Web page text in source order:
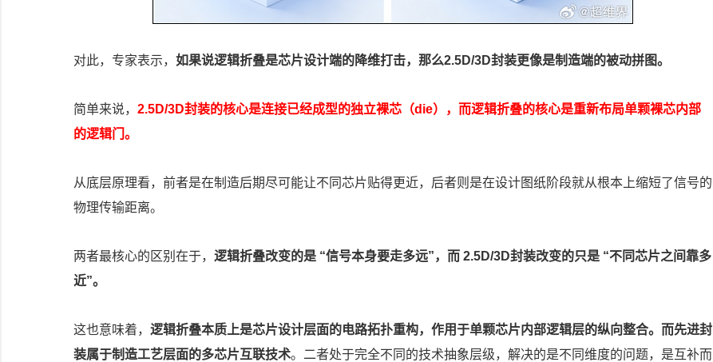
对此，专家表示， 如果说逻辑折叠是芯片设计端的降维打击，那么2.5D/3D封装更像是制造端的被动拼图。
简单来说， 2.5D/3D封装的核心是连接已经成型的独立裸芯（die），而逻辑折叠的核心是重新布局单颗裸芯内部
的逻辑门。
从底层原理看，前者是在制造后期尽可能让不同芯片贴得更近，后者则是在设计图纸阶段就从根本上缩短了信号的
物理传输距离。
两者最核心的区别在于， 逻辑折叠改变的是 “信号本身要走多远”，而 2.5D/3D封装改变的只是 “不同芯片之间靠多
近”。
这也意味着， 逻辑折叠本质上是芯片设计层面的电路拓扑重构，作用于单颗芯片内部逻辑层的纵向整合。而先进封
装属于制造工艺层面的多芯片互联技术。二者处于完全不同的技术抽象层级，解决的是不同维度的问题，是互补而